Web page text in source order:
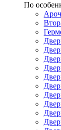
По